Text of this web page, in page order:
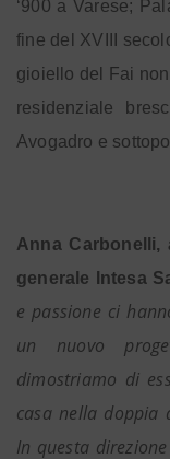
‘900 a Varese;
fine del XVIII
gioiello del Fai
residenziale
Avogadro e
Anna Carbonelli,
generale Intesa
e passione ci
un nuovo
dimostriamo di
casa nella doppia
In questa